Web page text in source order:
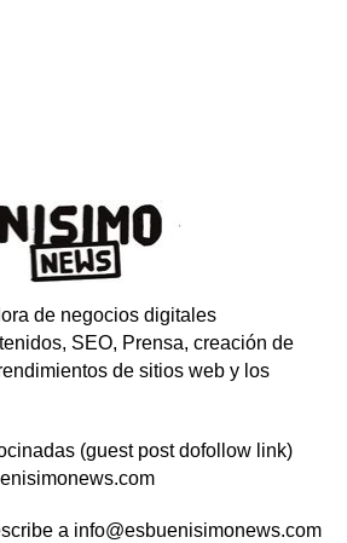
de negocios digitales
SEO, Prensa, creación de
de sitios web y los
(guest post dofollow link)
a info@esbuenisimonews.com